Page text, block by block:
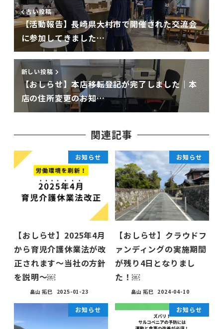
古い投稿
【活動報告】長崎県大村市で開催された交流会
に参加してきました…
新しい投稿
【おしらせ】本店移転登記が完了しました｜本
店の住所変更のお知…
関連記事
お知らせ
【おしらせ】2025年4月
から育児介護休業法が改
正されます〜当社の方針
を説明〜￼
畠山 拓巳 2025-01-23
お知らせ
【おしらせ】クラウドフ
ァンディングの実施期間
が残り4日となりまし
た！￼
畠山 拓巳 2024-04-10
お知らせ お知らせ